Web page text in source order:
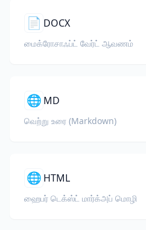
📄 DOCX
மைக்ரோசாஃப்ட் வேர்ட் ஆவணம்
🌐 MD
வெற்று உரை (Markdown)
🌐 HTML
ஹைபர் டெக்ஸ்ட் மார்க்அப் மொழி